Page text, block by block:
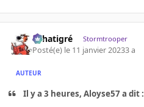
r.chatigré Stormtrooper
Posté(e) le 11 janvier 20233 a
AUTEUR
Il y a 3 heures, Aloyse57 a dit :